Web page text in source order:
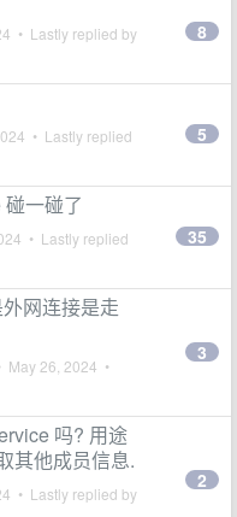
• Lastly replied by 8
• Lastly replied
5
一碰了
• Lastly replied
35
网连接是走
May 26, 2024 •
3
吗? 用途
其他成员信息.
• Lastly replied by
2